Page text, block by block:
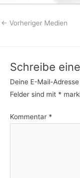
← Vorheriger Medien
Schreibe
Deine E-Mail-
Felder sind mit *
Kommentar *